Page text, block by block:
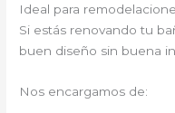
Ideal para
Si estás renovando tu
buen diseño sin buena
Nos encargamos de: